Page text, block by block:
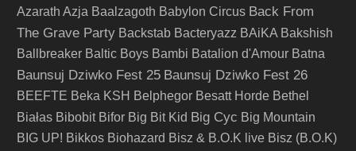
Azarath Azja Baalzagoth Babylon Circus Back From
The Grave Party Backstab Bacteryazz BAiKA Bakshish
Ballbreaker Baltic Boys Bambi Batalion d'Amour Batna
Baunsuj Dziwko Fest 25 Baunsuj Dziwko Fest 26
BEEFTE Beka KSH Belphegor Besatt Horde Bethel
Białas Bibobit Bifor Big Bit Kid Big Cyc Big Mountain
BIG UP! Bikkos Biohazard Bisz & B.O.K live Bisz (B.O.K)